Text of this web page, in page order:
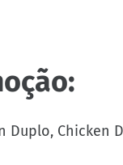
Duplo, Chicken